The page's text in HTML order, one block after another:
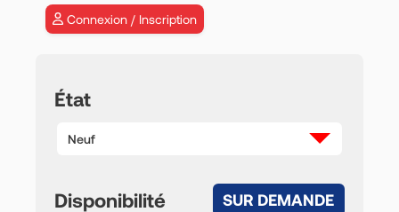
Connexion / Inscription
État
Neuf
Disponibilité SUR DEMANDE